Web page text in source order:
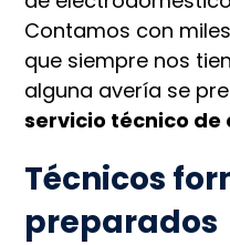
Contamos con
que siempre nos
alguna avería se
servicio técnico de
Técnicos
preparados